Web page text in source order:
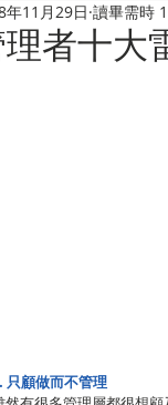
者十大
年11月29日 讀畢需時
只顧做而不管理